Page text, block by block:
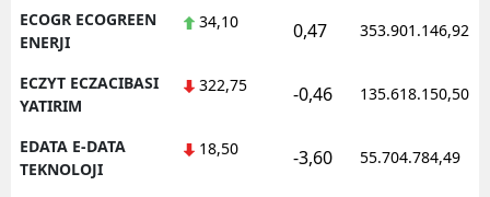
ECOGR ECOGREEN
ENERJI
34,10 0,47 353.901.146,92
ECZYT ECZACIBASI
YATIRIM
322,75 -0,46 135.618.150,50
EDATA E-DATA
TEKNOLOJI
18,50 -3,60 55.704.784,49